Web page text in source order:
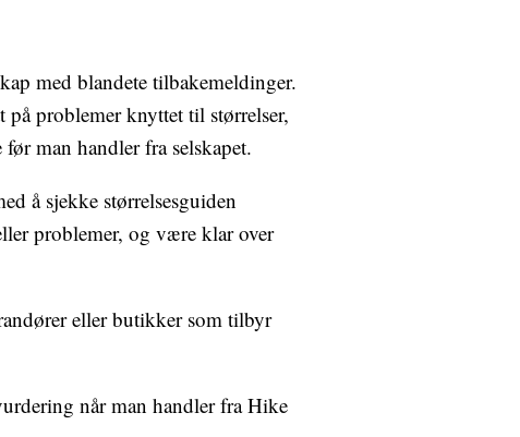
med blandete tilbakemeldinger.
på problemer knyttet til størrelser,
man handler fra selskapet.
å sjekke størrelsesguiden
problemer, og være klar over
eller butikker som tilbyr
når man handler fra Hike